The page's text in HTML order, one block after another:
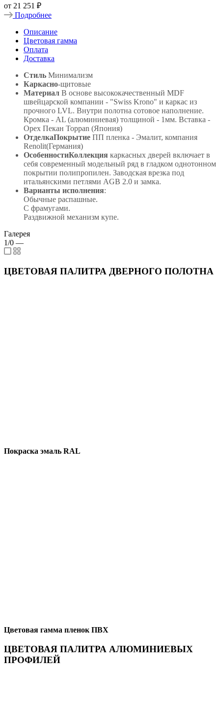
от 21 251 ₽
Подробнее
Описание
Цветовая гамма
Оплата
Доставка
Стиль Минимализм
Каркасно-щитовые
Материал В основе высококачественный MDF
швейцарской компании - "Swiss Krono" и каркас из
прочного LVL. Внутри полотна сотовое наполнение.
Кромка - AL (алюминиевая) толщиной - 1мм. Вставка -
Орех Пекан Toppan (Япония)
ОтделкаПокрытие ПП пленка - Эмалит, компания
Renolit(Германия)
ОсобенностиКоллекция каркасных дверей включает в
себя современный модельный ряд в гладком однотонном
покрытии полипропилен. Заводская врезка под
итальянскими петлями AGB 2.0 и замка.
Варианты исполнения:
Обычные распашные.
С фрамугами.
Раздвижной механизм купе.
Галерея
1/0 —
ЦВЕТОВАЯ ПАЛИТРА ДВЕРНОГО ПОЛОТНА
Покраска эмаль RAL
Цветовая гамма пленок ПВХ
ЦВЕТОВАЯ ПАЛИТРА АЛЮМИНИЕВЫХ
ПРОФИЛЕЙ